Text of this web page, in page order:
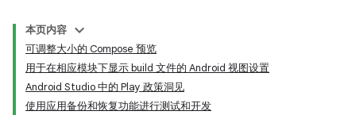
本页内容
可调整大小的 Compose 预览
用于在相应模块下显示 build 文件的 Android 视图设置
Android Studio 中的 Play 政策洞见
使用应用备份和恢复功能进行测试和开发